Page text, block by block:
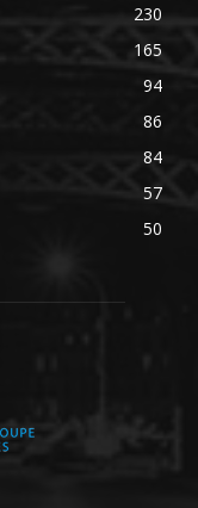
230
165
94
86
84
57
50